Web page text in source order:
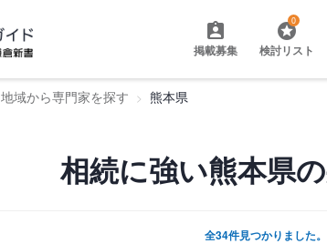
掲載募集
0
検討リスト
地域から専門家を探す 熊本県
相続に強い熊本県
全34件見つかりました。